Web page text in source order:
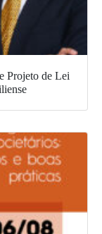
Projeto de Lei